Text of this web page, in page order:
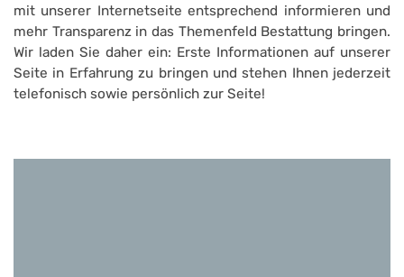
mit unserer Internetseite entsprechend informieren und
mehr Transparenz in das Themenfeld Bestattung bringen.
Wir laden Sie daher ein: Erste Informationen auf unserer
Seite in Erfahrung zu bringen und stehen Ihnen jederzeit
telefonisch sowie persönlich zur Seite!